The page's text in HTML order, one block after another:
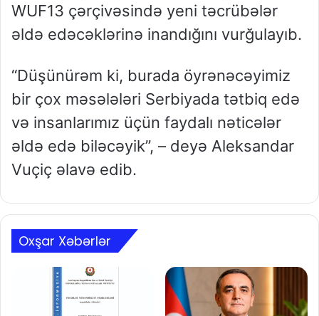
WUF13 çərçivəsində yeni təcrübələr
əldə edəcəklərinə inandığını vurğulayıb.
“Düşünürəm ki, burada öyrənəcəyimiz
bir çox məsələləri Serbiyada tətbiq edə
və insanlarımız üçün faydalı nəticələr
əldə edə biləcəyik”, – deyə Aleksandar
Vuçiç əlavə edib.
Oxşar Xəbərlər